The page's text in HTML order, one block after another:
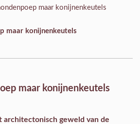
maar konijnenkeutels
maar konijnenkeutels
maar konijnenkeutels
architectonisch geweld van de